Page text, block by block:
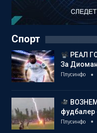
Спорт
РЕАЛ
За
Плусинфо
фудбалер
Плусинфо